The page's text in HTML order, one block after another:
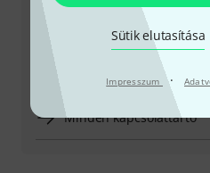
Sütik elutasítása
Impresszum ·
Még több elérhetőség
Termék visszaküldése
Minden kapcsolattartó